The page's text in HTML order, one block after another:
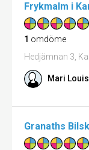
Frykmalm i
1 omdöme
Hedjämnan 3,
Mari
Granaths